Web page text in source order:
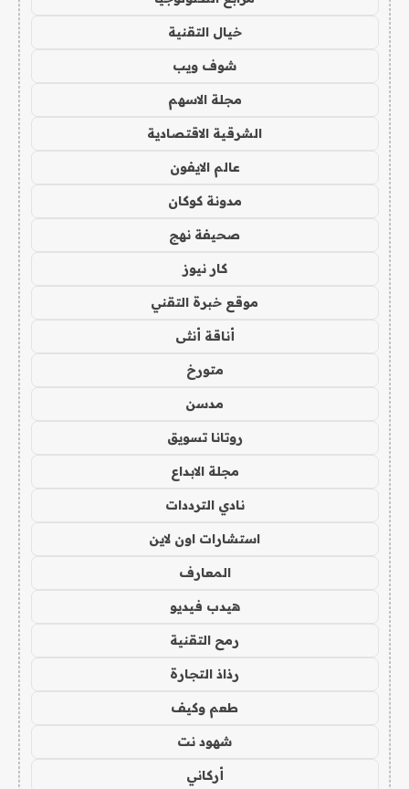
خيال التقنية
شوف ويب
مجلة الاسهم
الشرقية الاقتصادية
عالم الايفون
مدونة كوكان
صحيفة نهج
كار نيوز
موقع خبرة التقني
أناقة أنثى
متورخ
مدسن
روتانا تسويق
مجلة الابداع
نادي الترددات
استشارات اون لاين
المعارف
هيدب فيديو
رمح التقنية
رذاذ التجارة
طعم وكيف
شهود نت
أركاني